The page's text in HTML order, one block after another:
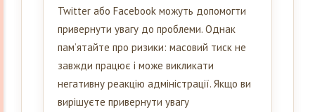
Twitter або Facebook можуть допомогти
привернути увагу до проблеми. Однак
пам’ятайте про ризики: масовий тиск не
завжди працює і може викликати
негативну реакцію адміністрації. Якщо ви
вирішуєте привернути увагу